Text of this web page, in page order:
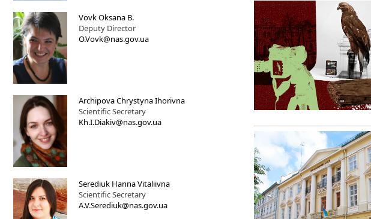
Vovk Oksana B.
Deputy Director
O.Vovk@nas.gov.ua
Archipova Chrystyna Ihorivna
Scientific Secretary
Kh.I.Diakiv@nas.gov.ua
Seredіuk Hanna Vitaliivna
Scientific Secretary
A.V.Serediuk@nas.gov.ua